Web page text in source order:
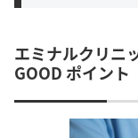
エミナルクリニ
GOOD ポイント